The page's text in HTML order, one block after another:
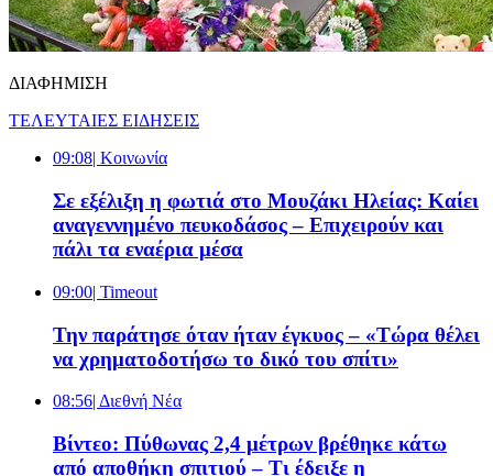
ΔΙΑΦΗΜΙΣΗ
ΤΕΛΕΥΤΑΙΕΣ ΕΙΔΗΣΕΙΣ
09:08| Κοινωνία
Σε εξέλιξη η φωτιά στο Μουζάκι Ηλείας: Καίει
αναγεννημένο πευκοδάσος – Επιχειρούν και
πάλι τα εναέρια μέσα
09:00| Timeout
Την παράτησε όταν ήταν έγκυος – «Τώρα θέλει
να χρηματοδοτήσω το δικό του σπίτι»
08:56| Διεθνή Νέα
Βίντεο: Πύθωνας 2,4 μέτρων βρέθηκε κάτω
από αποθήκη σπιτιού – Τι έδειξε η